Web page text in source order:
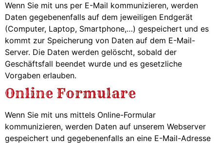
Wenn Sie mit uns per E-Mail kommunizieren, werden
Daten gegebenenfalls auf dem jeweiligen Endgerät
(Computer, Laptop, Smartphone,…) gespeichert und es
kommt zur Speicherung von Daten auf dem E-Mail-
Server. Die Daten werden gelöscht, sobald der
Geschäftsfall beendet wurde und es gesetzliche
Vorgaben erlauben.
Online Formulare
Wenn Sie mit uns mittels Online-Formular
kommunizieren, werden Daten auf unserem Webserver
gespeichert und gegebenenfalls an eine E-Mail-Adresse